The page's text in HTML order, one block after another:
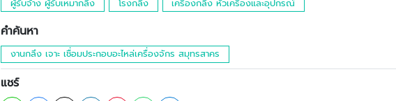
ผู้รับจ้าง ผู้รับเหมากลึง โรงกลึง เครื่องกลึง หัวเครื่องและอุปกรณ์
คำค้นหา
งานกลึง เจาะ เชื่อมประกอบอะไหล่เครื่องจักร สมุทรสาคร
แชร์